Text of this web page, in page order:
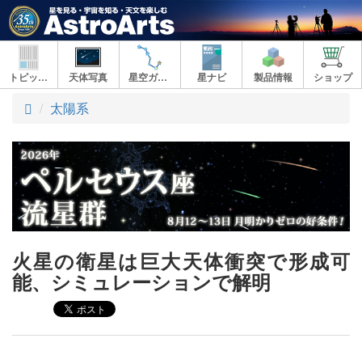
トピックス 天体写真 星空ガイド 星ナビ 製品情報 ショップ
ト
プ
太陽系
火星の衛星は巨大天体衝突で形成可
能、シミュレーションで解明